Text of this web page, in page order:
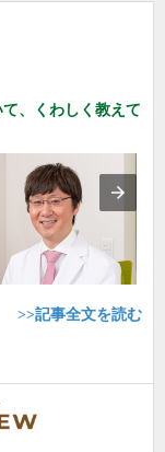
、くわしく教えて
>>記事全文を読む